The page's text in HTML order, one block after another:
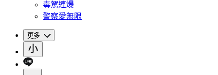
毒駕連爆
警察愛無限
更多